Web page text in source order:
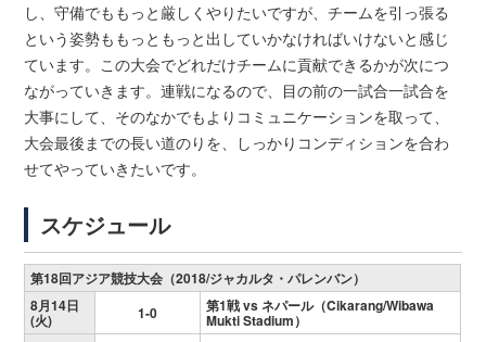
し、守備でももっと厳しくやりたいですが、チームを引っ張る
という姿勢ももっともっと出していかなければいけないと感じ
ています。この大会でどれだけチームに貢献できるかが次につ
ながっていきます。連戦になるので、目の前の一試合一試合を
大事にして、そのなかでもよりコミュニケーションを取って、
大会最後までの長い道のりを、しっかりコンディションを合わ
せてやっていきたいです。
スケジュール
第18回アジア競技大会（2018/ジャカルタ・パレンバン）
8月14日
(火) 1-0 第1戦 vs ネパール（Cikarang/Wibawa
Mukti Stadium）